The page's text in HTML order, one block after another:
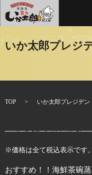
いか太郎プレジ
TOP いか太郎プレジデ
※価格は全て税込表示です。
おすすめ！！海鮮茶碗蒸